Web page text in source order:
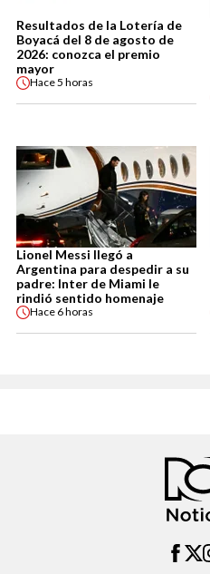
Resultados de la Lotería de
Boyacá del 8 de agosto de
2026: conozca el premio
mayor
Hace5 horas
Lionel Messi llegó a
Argentina para despedir a su
padre: Inter de Miami le
rindió sentido homenaje
Hace 6 horas